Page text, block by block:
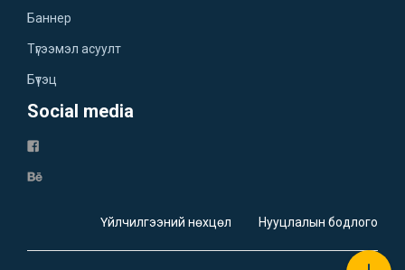
Баннер
Түгээмэл асуулт
Бүтэц
Social media
Үйлчилгээний нөхцөл Нууцлалын бодлого